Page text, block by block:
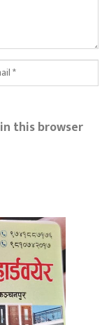
this browser